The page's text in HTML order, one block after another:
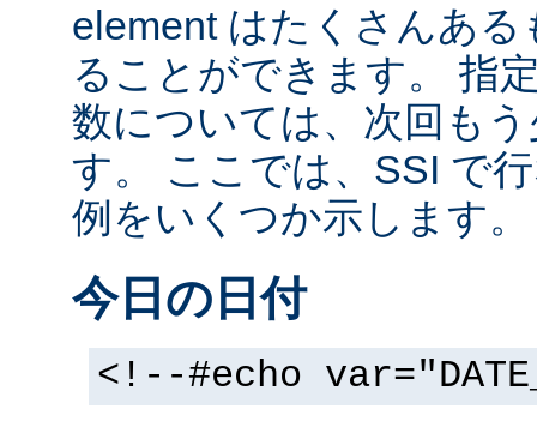
element はたくさんあ
ることができます。 指
数については、次回も
す。 ここでは、SSI で
例をいくつか示します。
今日の日付
<!--#echo